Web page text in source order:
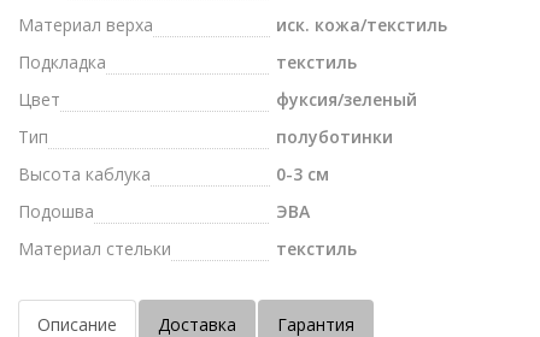
Материал верха
иск. кожа/текстиль
Подкладка
текстиль
Цвет
фуксия/зеленый
Тип
полуботинки
Высота каблука
0-3 см
Подошва
ЭВА
Материал стельки
текстиль
Описание Доставка Гарантия